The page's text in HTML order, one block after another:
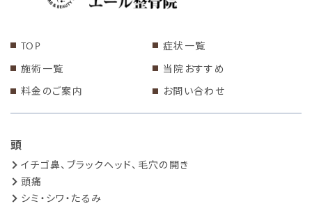
TOP
症状一覧
施術一覧
当院おすすめ
料金のご案内
お問い合わせ
頭
イチゴ鼻、ブラックヘッド、毛穴の開き
頭痛
シミ・シワ・たるみ